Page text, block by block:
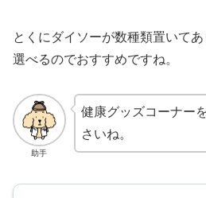
とくにダイソーが数種類置いて
選べるのでおすすめですね。
助手
健康グッズコーナー
さいね。